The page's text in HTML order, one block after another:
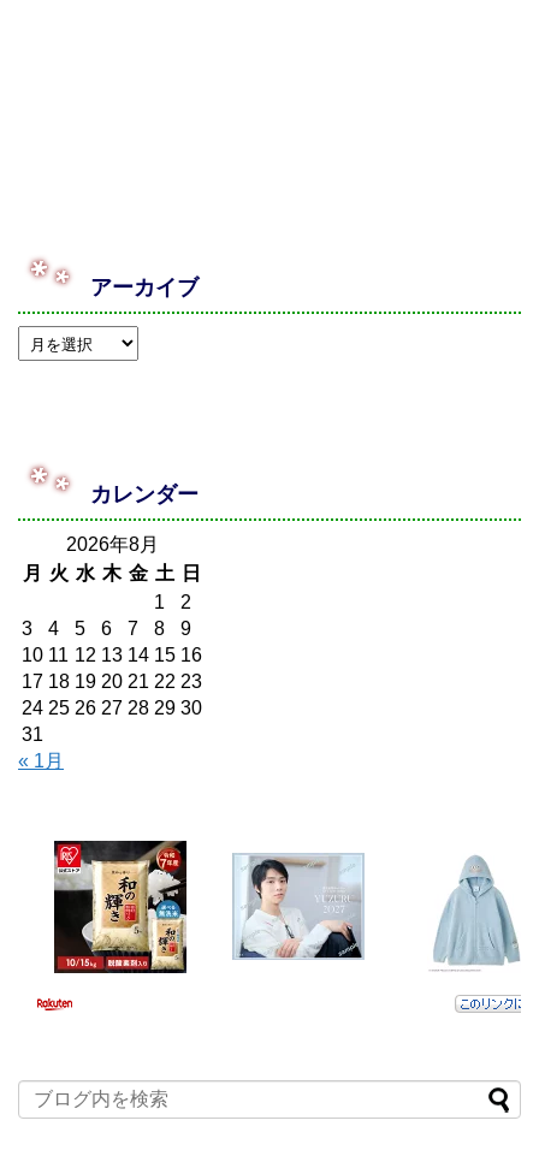
アーカイブ
カレンダー
2026年8月
月
火 水 木 金 土 日
1
2
3
4 5 6 7 8
9
10 11 12 13 14 15 16
17 18 19 20 21 22 23
24 25 26 27 28 29 30
31
« 1月